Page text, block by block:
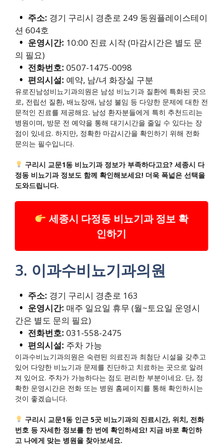
주소: 경기 구리시 경춘로 249 동원플레이스테이
션 604호
운영시간: 10:00 진료 시작 (마감시간은 별도 문
의 필요)
전화번호: 0507-1475-0098
편의시설: 예약, 남/녀 화장실 구분
유로진남성비뇨기과의원은 남성 비뇨기과 질환에 특화된 곳으
로, 전립선 질환, 배뇨장애, 남성 불임 등 다양한 문제에 대한 전
문적인 진료를 제공해요. 남성 환자분들에게 특히 추천드리는
병원이며, 방문 전 예약을 통해 대기시간을 줄일 수 있다는 장
점이 있네요. 하지만, 정확한 마감시간을 확인하기 위해 전화
문의는 필수입니다.
구리시 교문1동 비뇨기과 정보가 부족하다고요? 세종시 다
정동 비뇨기과 정보도 함께 확인해보세요! 더욱 폭넓은 선택을
도와드립니다.
세종시 다정동 비뇨기과 정보 확
인하기
3. 이과수비뇨기과의원
주소: 경기 구리시 경춘로 163
운영시간: 매주 일요일 휴무 (월~토요일 운영시
간은 별도 문의 필요)
전화번호: 031-558-2475
편의시설: 주차 가능
이과수비뇨기과의원은 숙련된 의료진과 최첨단 시설을 갖추고
있어 다양한 비뇨기과 문제를 진단하고 치료하는 곳으로 알려
져 있어요. 주차가 가능하다는 점도 편리한 부분이네요. 단, 정
확한 운영시간은 전화 또는 병원 홈페이지를 통해 확인하시는
것이 좋겠습니다.
구리시 교문1동 인근 5곳 비뇨기과의 진료시간, 위치, 전화
번호 등 자세한 정보를 한 번에 확인하세요! 지금 바로 확인하
고 나에게 맞는 병원을 찾아보세요.